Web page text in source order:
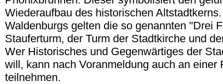
Wiederaufbau des historischen
Waldenburgs gelten die so genannten "Drei
Stauferturm, der Turm der Stadtkirche und
Wer Historisches und Gegenwärtiges der
will, kann nach Voranmeldung auch an einer
teilnehmen.